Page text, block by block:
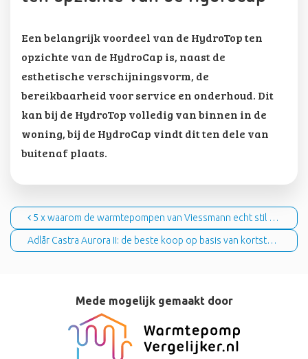
Een belangrijk voordeel van de HydroTop ten
opzichte van de HydroCap is, naast de
esthetische verschijningsvorm, de
bereikbaarheid voor service en onderhoud. Dit
kan bij de HydroTop volledig van binnen in de
woning, bij de HydroCap vindt dit ten dele van
buitenaf plaats.
5 x waarom de warmtepompen van Viessmann echt stil zijn
Adlår Castra Aurora II: de beste koop op basis van kortste terugverdientijd*
Mede mogelijk gemaakt door